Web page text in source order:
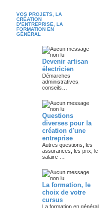
VOS PROJETS, LA
CRÉATION
D’ENTREPRISE, LA
FORMATION EN
GÉNÉRAL
Devenir artisan
électricien
Démarches
administratives,
conseils…
Questions
diverses pour la
création d'une
entreprise
Autres questions, les
assurances, les prix, le
salaire …
La formation, le
choix de votre
cursus
La formation en général,